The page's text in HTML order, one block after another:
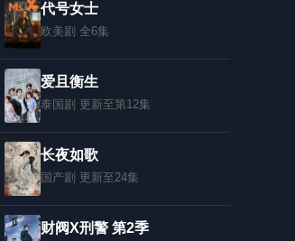
代号女士
欧美剧 全6集
爱且衡生
泰国剧 更新至第12集
长夜如歌
国产剧 更新至24集
财阀X刑警 第2季